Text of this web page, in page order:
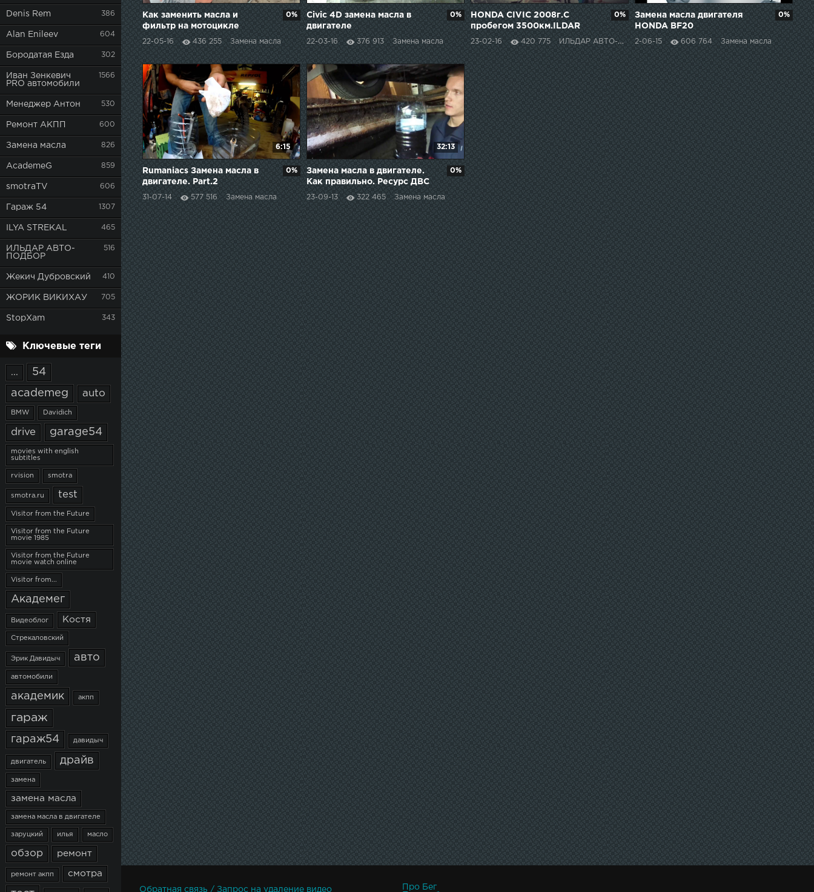
Denis Rem 386
Alan Enileev 604
Бородатая Езда 302
Иван Зенкевич
PRO автомобили
1566
Менеджер Антон 530
Ремонт АКПП 600
Замена масла 826
AcademeG 859
smotraTV 606
Гараж 54 1307
ILYA STREKAL 465
ИЛЬДАР АВТО-
ПОДБОР
516
Жекич Дубровский 410
ЖОРИК ВИКИХАУ 705
StopXam 343
Ключевые теги
... 54
academeg auto
BMW Davidich
drive garage54
movies with english
subtitles
rvision smotra
smotra.ru test
Visitor from the Future
Visitor from the Future
movie 1985
Visitor from the Future
movie watch online
Visitor from...
Академег
Видеоблог Костя
Стрекаловский
Эрик Давидыч авто
автомобили
академик акпп
гараж
гараж54 давидыч
двигатель драйв
замена
замена масла
замена масла в двигателе
заруцкий илья масло
обзор ремонт
ремонт акпп смотра
Как заменить масла и
фильтр на мотоцикле
(Honda Transalp XL650V)
22-05-16 436 255 Замена масла
0%
Civic 4D замена масла в
двигателе
22-03-16 376 913 Замена масла
0%
HONDA CIVIC 2008г.С
пробегом 3500км.ILDAR
AVTO-PODBOR
23-02-16 420 775 ИЛЬДАР АВТО-ПОДБОР
0%
Замена масла двигателя
HONDA BF20
2-06-15 606 764 Замена масла
0%
6:15
Rumaniacs Замена масла в
двигателе. Part.2
31-07-14 577 516 Замена масла
0%
32:13
Замена масла в двигателе.
Как правильно. Ресурс ДВС
+40%
23-09-13 322 465 Замена масла
0%
Обратная связь / Запрос на удаление видео
Про Бег